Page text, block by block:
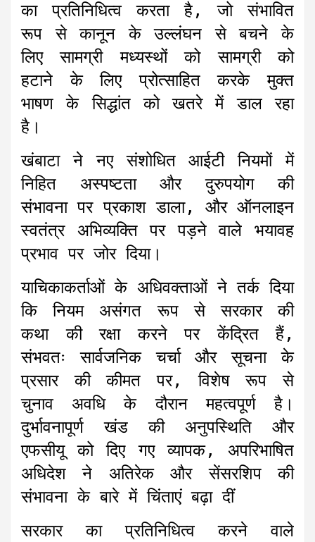
का प्रतिनिधित्व करता है, जो संभावित
रूप से कानून के उल्लंघन से बचने के
लिए सामग्री मध्यस्थों को सामग्री को
हटाने के लिए प्रोत्साहित करके मुक्त
भाषण के सिद्धांत को खतरे में डाल रहा
है।
खंबाटा ने नए संशोधित आईटी नियमों में
निहित अस्पष्टता और दुरुपयोग की
संभावना पर प्रकाश डाला, और ऑनलाइन
स्वतंत्र अभिव्यक्ति पर पड़ने वाले भयावह
प्रभाव पर जोर दिया।
याचिकाकर्ताओं के अधिवक्ताओं ने तर्क दिया
कि नियम असंगत रूप से सरकार की
कथा की रक्षा करने पर केंद्रित हैं,
संभवतः सार्वजनिक चर्चा और सूचना के
प्रसार की कीमत पर, विशेष रूप से
चुनाव अवधि के दौरान महत्वपूर्ण है।
दुर्भावनापूर्ण खंड की अनुपस्थिति और
एफसीयू को दिए गए व्यापक, अपरिभाषित
अधिदेश ने अतिरेक और सेंसरशिप की
संभावना के बारे में चिंताएं बढ़ा दीं
सरकार का प्रतिनिधित्व करने वाले